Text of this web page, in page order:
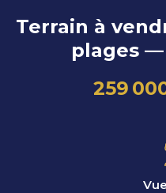
Terrain à
plages
259